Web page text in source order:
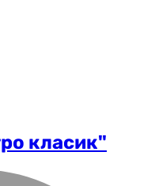
класик"